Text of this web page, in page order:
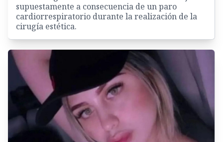
supuestamente a consecuencia de un paro
cardiorrespiratorio durante la realización de la
cirugía estética.